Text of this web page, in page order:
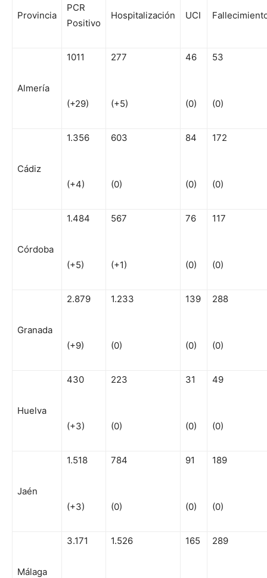
Provincia
PCR
Positivo
Hospitalización UCI
Almería
1011
(+29)
277
(+5)
46
(0)
53
(0)
Cádiz
1.356
(+4)
603
(0)
84
(0)
172
(0)
Córdoba
1.484
(+5)
567
(+1)
76
(0)
117
(0)
Granada
2.879
(+9)
1.233
(0)
139
(0)
288
(0)
Huelva
430
(+3)
223
(0)
31
(0)
49
(0)
Jaén
1.518
(+3)
784
(0)
91
(0)
189
(0)
Málaga
3.171 1.526 165 289